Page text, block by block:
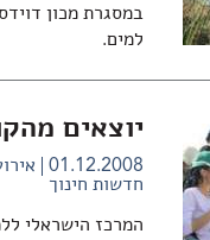
במסגרת מכון
למים.
יוצאים
01.12.2008
חדשות חינוך
המרכז הישראלי